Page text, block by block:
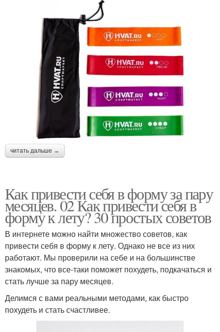
читать дальше →
Как привести себя в форму за пару
месяцев. 02 Как привести себя в
форму к лету? 30 простых советов
В интернете можно найти множество советов, как
привести себя в форму к лету. Однако не все из них
работают. Мы проверили на себе и на большинстве
знакомых, что все-таки поможет похудеть, подкачаться и
стать лучше за пару месяцев.
Делимся с вами реальными методами, как быстро
похудеть и стать счастливее.